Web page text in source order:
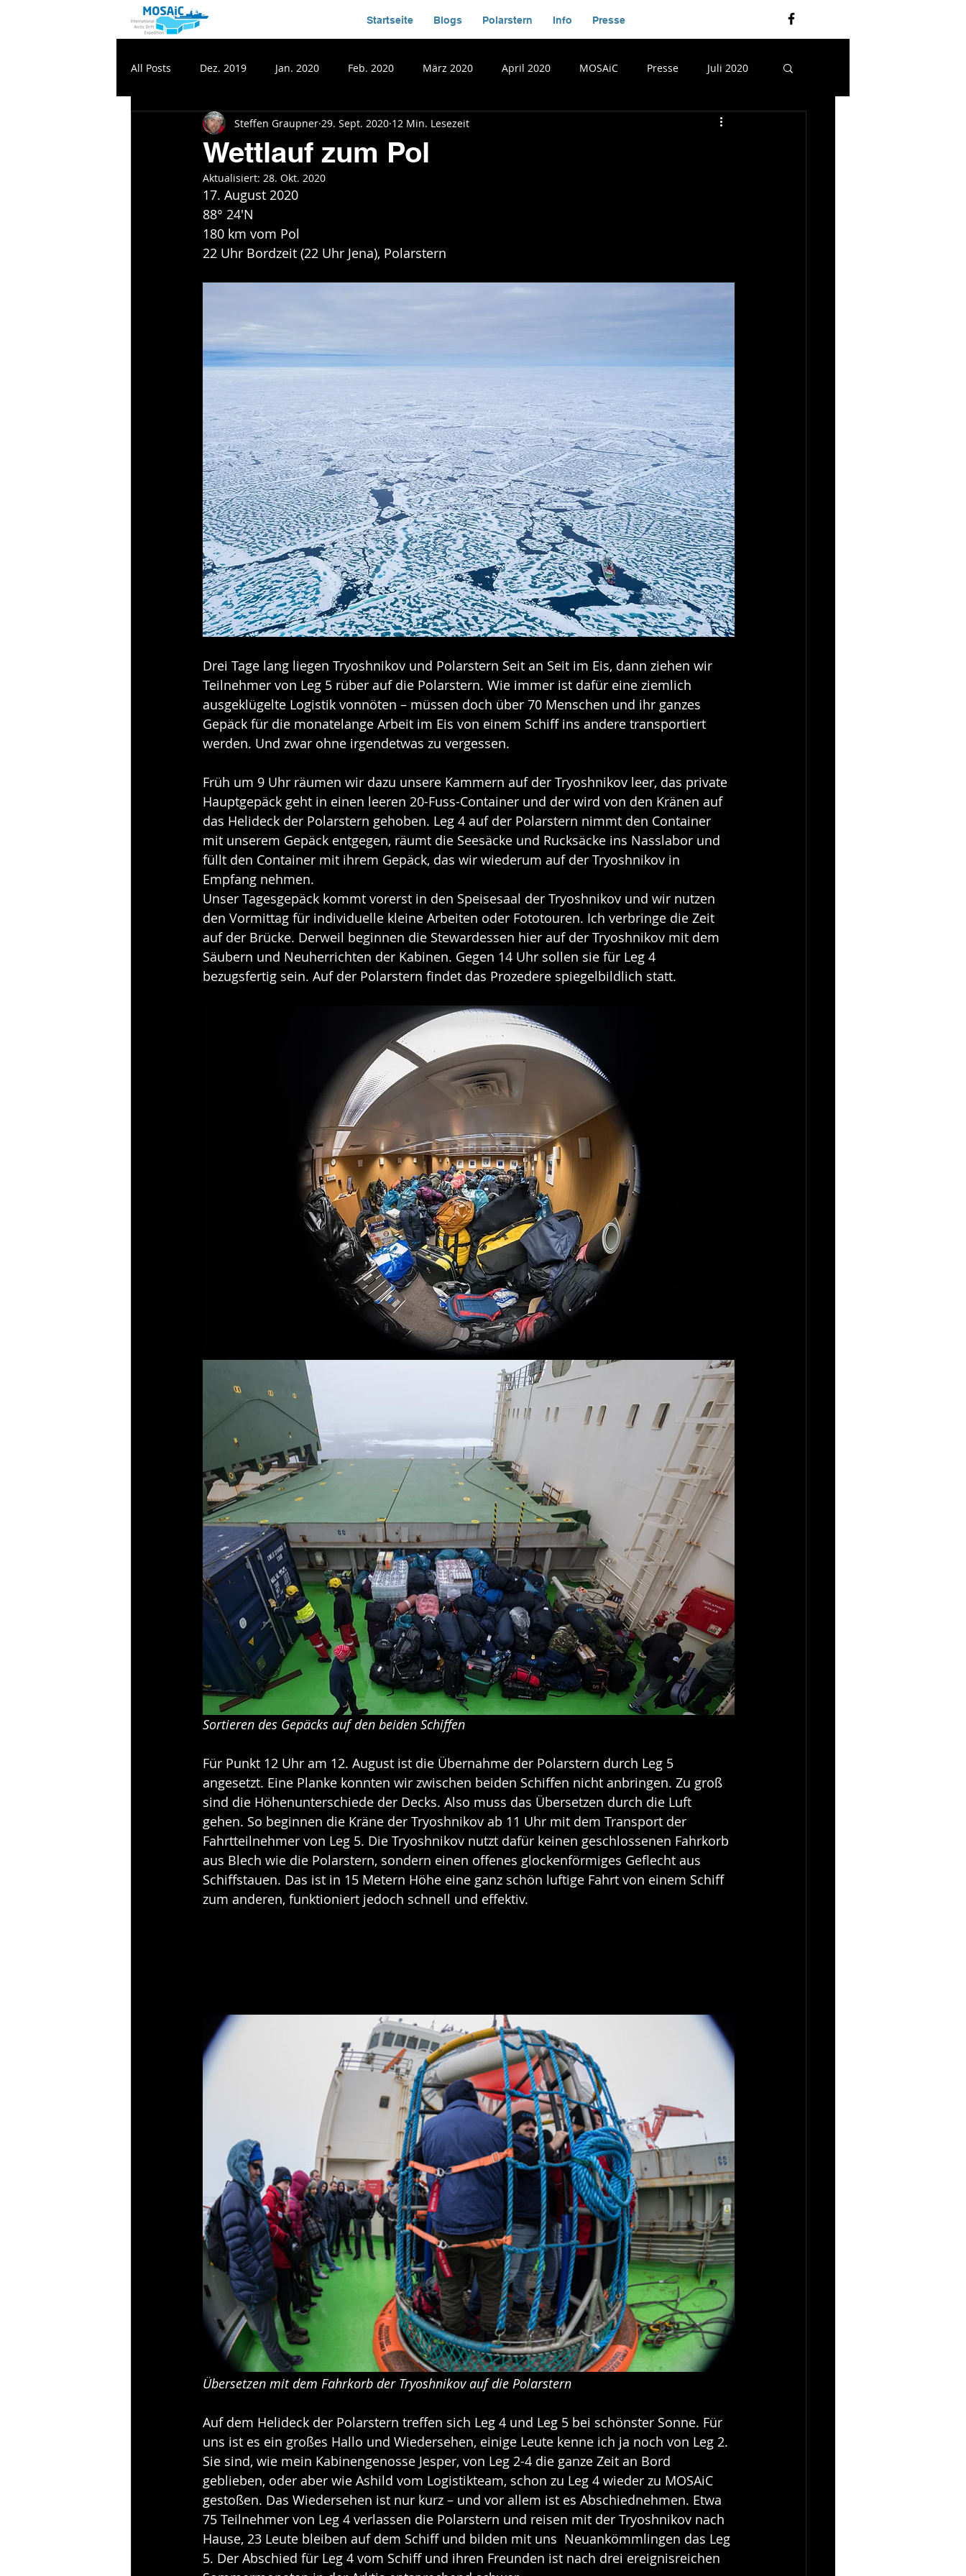
Startseite Blogs Polarstern Info Presse
All Posts Dez. 2019 Jan. 2020 Feb. 2020 März 2020 April 2020 MOSAiC Presse Juli 2020
Wettlauf zum Pol
Steffen Graupner 29. Sept. 2020 12 Min. Lesezeit
Aktualisiert: 28. Okt. 2020
17. August 2020
88° 24'N
180 km vom Pol
22 Uhr Bordzeit (22 Uhr Jena), Polarstern
Drei Tage lang liegen Tryoshnikov und Polarstern Seit an Seit im Eis, dann ziehen wir
Teilnehmer von Leg 5 rüber auf die Polarstern. Wie immer ist dafür eine ziemlich
ausgeklügelte Logistik vonnöten – müssen doch über 70 Menschen und ihr ganzes
Gepäck für die monatelange Arbeit im Eis von einem Schiff ins andere transportiert
werden. Und zwar ohne irgendetwas zu vergessen.
Früh um 9 Uhr räumen wir dazu unsere Kammern auf der Tryoshnikov leer, das private
Hauptgepäck geht in einen leeren 20-Fuss-Container und der wird von den Kränen auf
das Helideck der Polarstern gehoben. Leg 4 auf der Polarstern nimmt den Container
mit unserem Gepäck entgegen, räumt die Seesäcke und Rucksäcke ins Nasslabor und
füllt den Container mit ihrem Gepäck, das wir wiederum auf der Tryoshnikov in
Empfang nehmen.
Unser Tagesgepäck kommt vorerst in den Speisesaal der Tryoshnikov und wir nutzen
den Vormittag für individuelle kleine Arbeiten oder Fototouren. Ich verbringe die Zeit
auf der Brücke. Derweil beginnen die Stewardessen hier auf der Tryoshnikov mit dem
Säubern und Neuherrichten der Kabinen. Gegen 14 Uhr sollen sie für Leg 4
bezugsfertig sein. Auf der Polarstern findet das Prozedere spiegelbildlich statt.
Sortieren des Gepäcks auf den beiden Schiffen
Für Punkt 12 Uhr am 12. August ist die Übernahme der Polarstern durch Leg 5
angesetzt. Eine Planke konnten wir zwischen beiden Schiffen nicht anbringen. Zu groß
sind die Höhenunterschiede der Decks. Also muss das Übersetzen durch die Luft
gehen. So beginnen die Kräne der Tryoshnikov ab 11 Uhr mit dem Transport der
Fahrtteilnehmer von Leg 5. Die Tryoshnikov nutzt dafür keinen geschlossenen Fahrkorb
aus Blech wie die Polarstern, sondern einen offenes glockenförmiges Geflecht aus
Schiffstauen. Das ist in 15 Metern Höhe eine ganz schön luftige Fahrt von einem Schiff
zum anderen, funktioniert jedoch schnell und effektiv.
Übersetzen mit dem Fahrkorb der Tryoshnikov auf die Polarstern
Auf dem Helideck der Polarstern treffen sich Leg 4 und Leg 5 bei schönster Sonne. Für
uns ist es ein großes Hallo und Wiedersehen, einige Leute kenne ich ja noch von Leg 2.
Sie sind, wie mein Kabinengenosse Jesper, von Leg 2-4 die ganze Zeit an Bord
geblieben, oder aber wie Ashild vom Logistikteam, schon zu Leg 4 wieder zu MOSAiC
gestoßen. Das Wiedersehen ist nur kurz – und vor allem ist es Abschiednehmen. Etwa
75 Teilnehmer von Leg 4 verlassen die Polarstern und reisen mit der Tryoshnikov nach
Hause, 23 Leute bleiben auf dem Schiff und bilden mit uns  Neuankömmlingen das Leg
5. Der Abschied für Leg 4 vom Schiff und ihren Freunden ist nach drei ereignisreichen